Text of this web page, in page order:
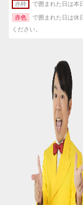
赤枠 で囲まれた日は本
赤色
で囲まれた日は休
ください。